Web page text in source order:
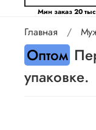
Мин заказ 20
Главная
Оптом
упаковке.